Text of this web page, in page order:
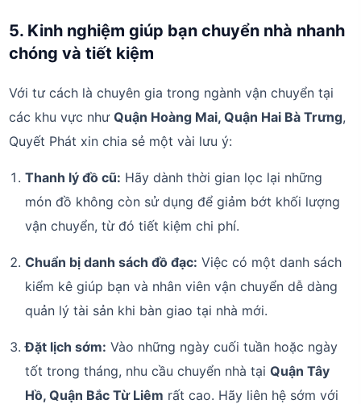
5. Kinh nghiệm giúp bạn chuyển nhà nhanh
chóng và tiết kiệm
Với tư cách là chuyên gia trong ngành vận chuyển tại
các khu vực nhưQuận Hoàng Mai, Quận Hai Bà Trưng,
Quyết Phát xin chia sẻ một vài lưu ý:
Thanh lý đồ cũ: Hãy dành thời gian lọc lại những
món đồ không còn sử dụng để giảm bớt khối lượng
vận chuyển, từ đó tiết kiệm chi phí.
Chuẩn bị danh sách đồ đạc: Việc có một danh sách
kiểm kê giúp bạn và nhân viên vận chuyển dễ dàng
quản lý tài sản khi bàn giao tại nhà mới.
Đặt lịch sớm: Vào những ngày cuối tuần hoặc ngày
tốt trong tháng, nhu cầu chuyển nhà tạiQuận Tây
Hồ, Quận Bắc Từ Liêm rất cao. Hãy liên hệ sớm với